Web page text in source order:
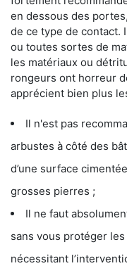
en dessous des
de ce type de contact.
ou toutes sortes de
les matériaux ou
rongeurs ont horreur
apprécient bien plus
Il n'est pas
arbustes à côté des
d’une surface
grosses pierres ;
Il ne faut
sans vous protéger les
nécessitant